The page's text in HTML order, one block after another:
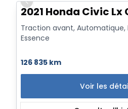
Previous slide
2021 Honda Civic Lx
Traction avant, Automatique,
Essence
126 835 km
Voir les